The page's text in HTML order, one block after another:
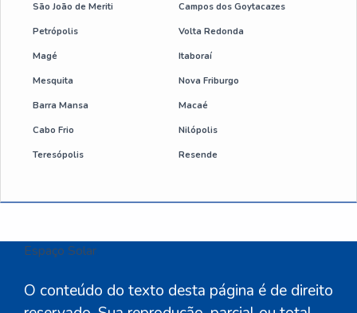
São João de Meriti Campos dos Goytacazes
Petrópolis Volta Redonda
Magé Itaboraí
Mesquita Nova Friburgo
Barra Mansa Macaé
Cabo Frio Nilópolis
Teresópolis Resende
Espaço Solar
O conteúdo do texto desta página é de direito